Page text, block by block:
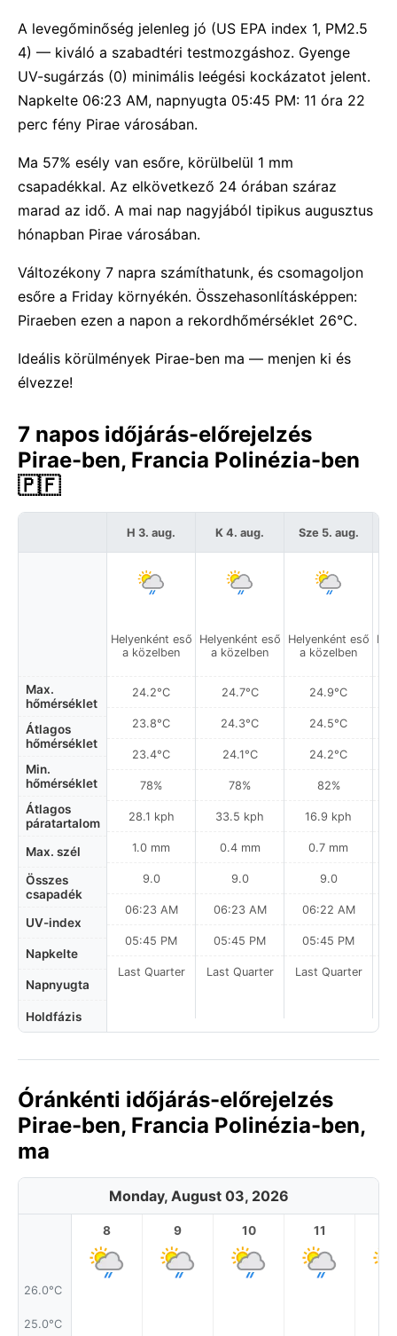
A levegőminőség jelenleg jó (US EPA index 1, PM2.5
4) — kiváló a szabadtéri testmozgáshoz. Gyenge
UV-sugárzás (0) minimális leégési kockázatot jelent.
Napkelte 06:23 AM, napnyugta 05:45 PM: 11 óra 22
perc fény Pirae városában.
Ma 57% esély van esőre, körülbelül 1 mm
csapadékkal. Az elkövetkező 24 órában száraz
marad az idő. A mai nap nagyjából tipikus augusztus
hónapban Pirae városában.
Változékony 7 napra számíthatunk, és csomagoljon
esőre a Friday környékén. Összehasonlításképpen:
Piraeben ezen a napon a rekordhőmérséklet 26°C.
Ideális körülmények Pirae-ben ma — menjen ki és
élvezze!
7 napos időjárás-előrejelzés
Pirae-ben, Francia Polinézia-ben
🇵🇫
Max.
hőmérséklet
Átlagos
hőmérséklet
Min.
hőmérséklet
Átlagos
páratartalom
Max. szél
Összes
csapadék
UV-index
Napkelte
Napnyugta
Holdfázis
H 3. aug.
Helyenként eső
a közelben
24.2°C
23.8°C
23.4°C
78%
28.1 kph
1.0 mm
9.0
06:23 AM
05:45 PM
Last Quarter
K 4. aug.
Helyenként eső
a közelben
24.7°C
24.3°C
24.1°C
78%
33.5 kph
0.4 mm
9.0
06:23 AM
05:45 PM
Last Quarter
Sze 5. aug.
Helyenként eső
a közelben
24.9°C
24.5°C
24.2°C
82%
16.9 kph
0.7 mm
9.0
06:22 AM
05:45 PM
Last Quarter
Óránkénti időjárás-előrejelzés
Pirae-ben, Francia Polinézia-ben,
ma
Monday, August 03, 2026
26.0°C
25.0°C
8 9 10 11